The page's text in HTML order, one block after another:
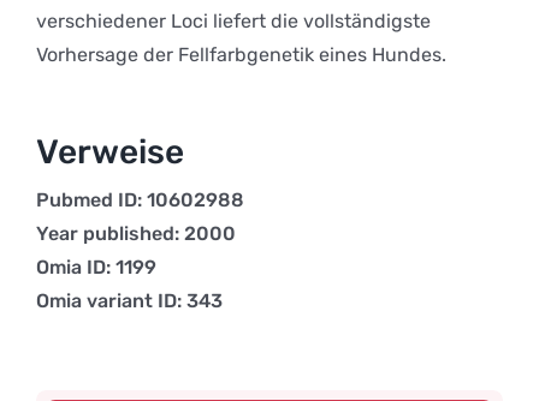
verschiedener Loci liefert die vollständigste
Vorhersage der Fellfarbgenetik eines Hundes.
Verweise
Pubmed ID: 10602988
Year published: 2000
Omia ID: 1199
Omia variant ID: 343